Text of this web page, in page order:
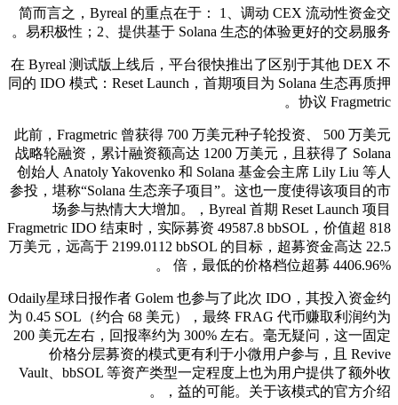
简而言之，Byreal 的重点在于： 1、调动 CEX 流动性资金交
易积极性；2、提供基于 Solana 生态的体验更好的交易服务。
在 Byreal 测试版上线后，平台很快推出了区别于其他 DEX 不
同的 IDO 模式：Reset Launch，首期项目为 Solana 生态再质押
协议 Fragmetric。
此前，Fragmetric 曾获得 700 万美元种子轮投资、 500 万美元
战略轮融资，累计融资额高达 1200 万美元，且获得了 Solana
创始人 Anatoly Yakovenko 和 Solana 基金会主席 Lily Liu 等人
参投，堪称“Solana 生态亲子项目”。这也一度使得该项目的市
场参与热情大大增加。，Byreal 首期 Reset Launch 项目
Fragmetric IDO 结束时，实际募资 49587.8 bbSOL，价值超 818
万美元，远高于 2199.0112 bbSOL 的目标，超募资金高达 22.5
倍，最低的价格档位超募 4406.96% 。
Odaily星球日报作者 Golem 也参与了此次 IDO，其投入资金约
为 0.45 SOL（约合 68 美元），最终 FRAG 代币赚取利润约为
200 美元左右，回报率约为 300% 左右。毫无疑问，这一固定
价格分层募资的模式更有利于小微用户参与，且 Revive
Vault、bbSOL 等资产类型一定程度上也为用户提供了额外收
益的可能。关于该模式的官方介绍，。